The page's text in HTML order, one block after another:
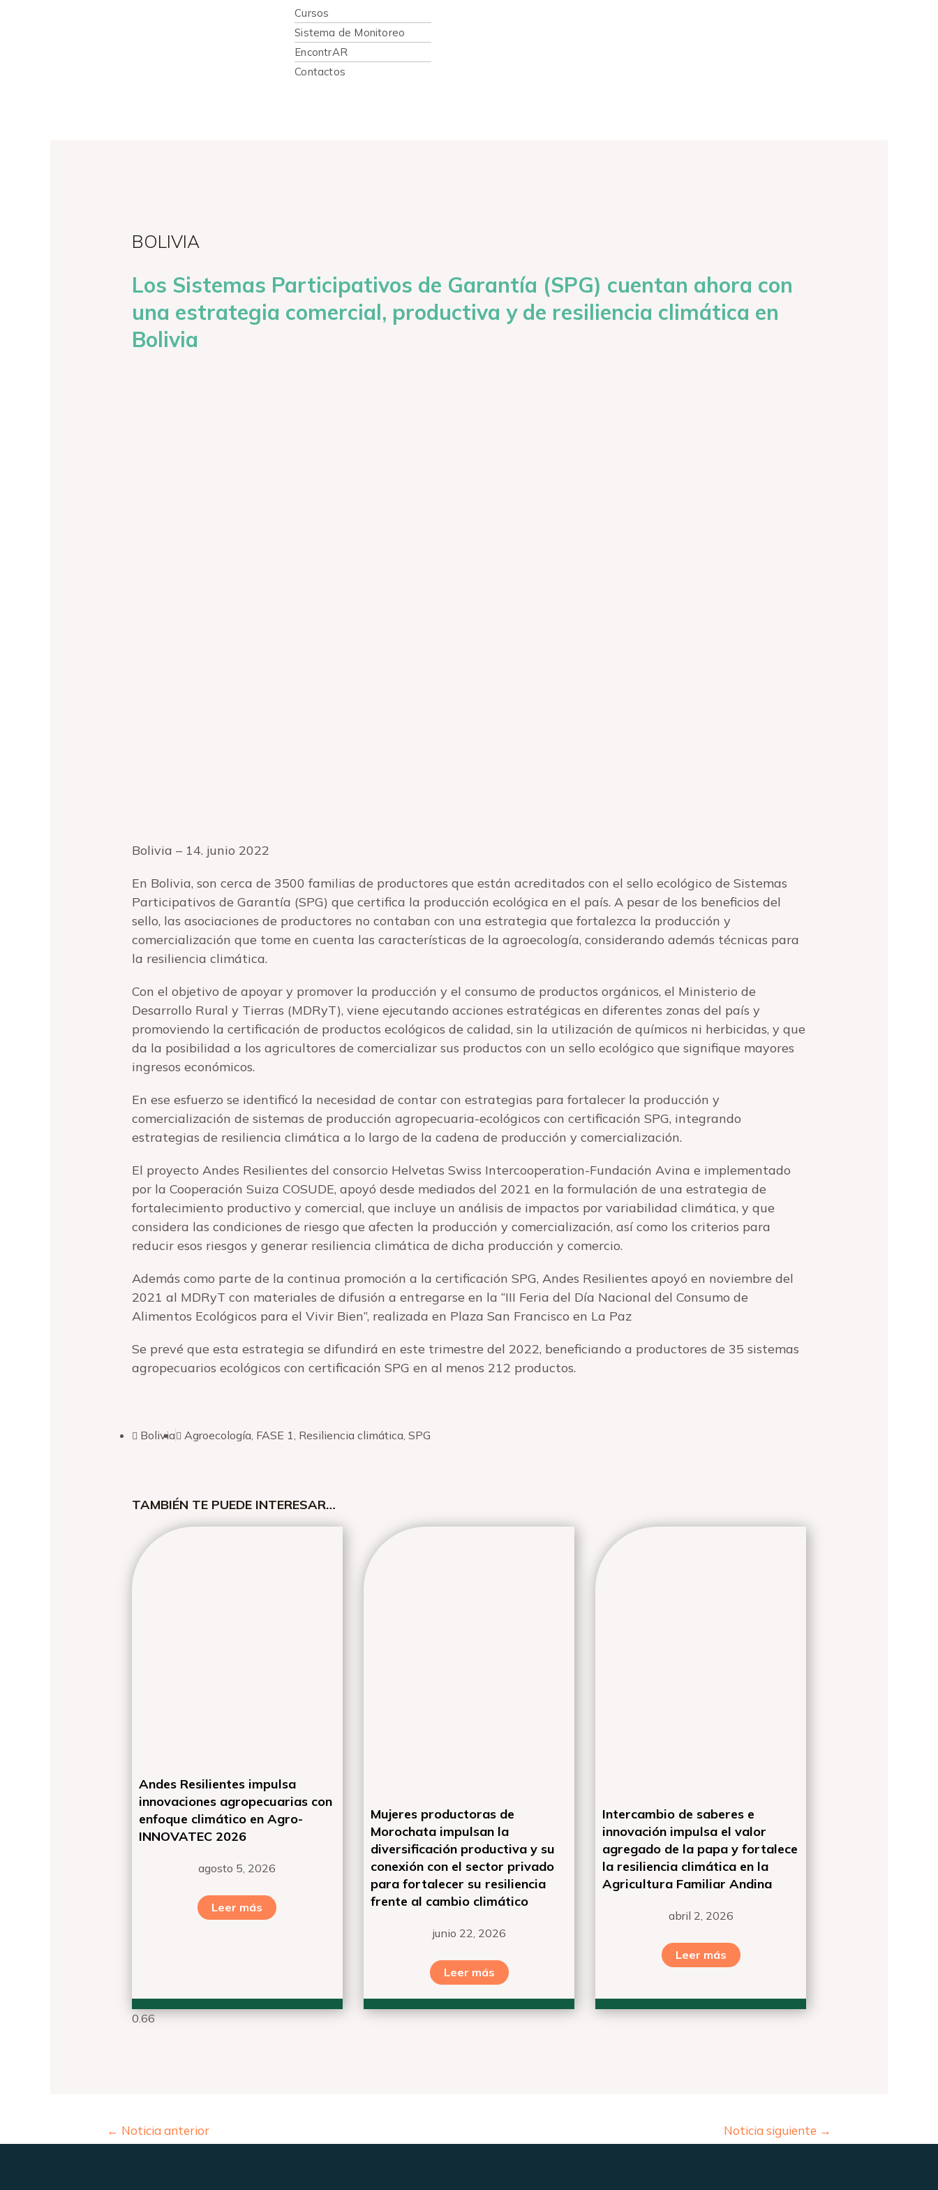
Cursos
Sistema de Monitoreo
EncontrAR
Contactos
BOLIVIA
Los Sistemas Participativos de Garantía (SPG) cuentan ahora con
una estrategia comercial, productiva y de resiliencia climática en
Bolivia
Bolivia – 14. junio 2022
En Bolivia, son cerca de 3500 familias de productores que están acreditados con el sello ecológico de Sistemas
Participativos de Garantía (SPG) que certifica la producción ecológica en el país. A pesar de los beneficios del
sello, las asociaciones de productores no contaban con una estrategia que fortalezca la producción y
comercialización que tome en cuenta las características de la agroecología, considerando además técnicas para
la resiliencia climática.
Con el objetivo de apoyar y promover la producción y el consumo de productos orgánicos, el Ministerio de
Desarrollo Rural y Tierras (MDRyT), viene ejecutando acciones estratégicas en diferentes zonas del país y
promoviendo la certificación de productos ecológicos de calidad, sin la utilización de químicos ni herbicidas, y que
da la posibilidad a los agricultores de comercializar sus productos con un sello ecológico que signifique mayores
ingresos económicos.
En ese esfuerzo se identificó la necesidad de contar con estrategias para fortalecer la producción y
comercialización de sistemas de producción agropecuaria-ecológicos con certificación SPG, integrando
estrategias de resiliencia climática a lo largo de la cadena de producción y comercialización.
El proyecto Andes Resilientes del consorcio Helvetas Swiss Intercooperation-Fundación Avina e implementado
por la Cooperación Suiza COSUDE, apoyó desde mediados del 2021 en la formulación de una estrategia de
fortalecimiento productivo y comercial, que incluye un análisis de impactos por variabilidad climática, y que
considera las condiciones de riesgo que afecten la producción y comercialización, así como los criterios para
reducir esos riesgos y generar resiliencia climática de dicha producción y comercio.
Además como parte de la continua promoción a la certificación SPG, Andes Resilientes apoyó en noviembre del
2021 al MDRyT con materiales de difusión a entregarse en la “III Feria del Día Nacional del Consumo de
Alimentos Ecológicos para el Vivir Bien”, realizada en Plaza San Francisco en La Paz
Se prevé que esta estrategia se difundirá en este trimestre del 2022, beneficiando a productores de 35 sistemas
agropecuarios ecológicos con certificación SPG en al menos 212 productos.
Bolivia Agroecología FASE 1 Resiliencia climática SPG
TAMBIÉN TE PUEDE INTERESAR…
Andes Resilientes impulsa
innovaciones agropecuarias con
enfoque climático en Agro-
INNOVATEC 2026
agosto 5, 2026
Leer más
Mujeres productoras de
Morochata impulsan la
diversificación productiva y su
conexión con el sector privado
para fortalecer su resiliencia
frente al cambio climático
junio 22, 2026
Leer más
Intercambio de saberes e
innovación impulsa el valor
agregado de la papa y fortalece
la resiliencia climática en la
Agricultura Familiar Andina
abril 2, 2026
Leer más
← Noticia anterior Noticia siguiente →